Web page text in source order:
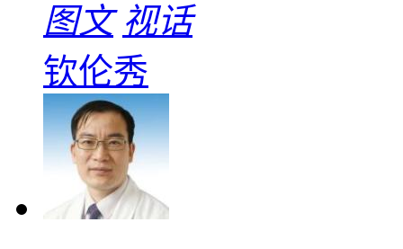
图文 视话
钦伦秀